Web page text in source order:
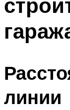
линии